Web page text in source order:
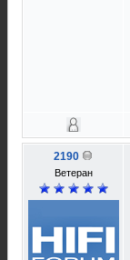
2190
Ветеран